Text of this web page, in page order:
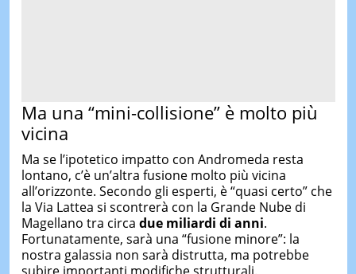
Ma una “mini-collisione” è molto più
vicina
Ma se l’ipotetico impatto con Andromeda resta
lontano, c’è un’altra fusione molto più vicina
all’orizzonte. Secondo gli esperti, è “quasi certo” che
la Via Lattea si scontrerà con la Grande Nube di
Magellano tra circa due miliardi di anni.
Fortunatamente, sarà una “fusione minore”: la
nostra galassia non sarà distrutta, ma potrebbe